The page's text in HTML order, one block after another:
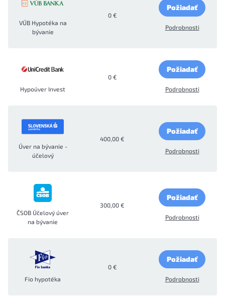
VÚB Hypotéka na
bývanie
0 €
Požiadať
Podrobnosti
Hypoúver Invest
0 €
Požiadať
Podrobnosti
Úver na bývanie -
účelový
400,00 €
Požiadať
Podrobnosti
ČSOB Účelový úver
na bývanie
300,00 €
Požiadať
Podrobnosti
Fio hypotéka
0 €
Požiadať
Podrobnosti